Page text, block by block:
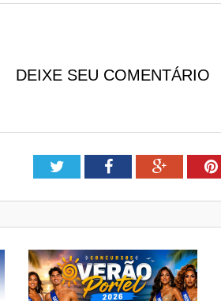
DEIXE SEU COMENTÁRIO
TwitterFacebookGoogle+